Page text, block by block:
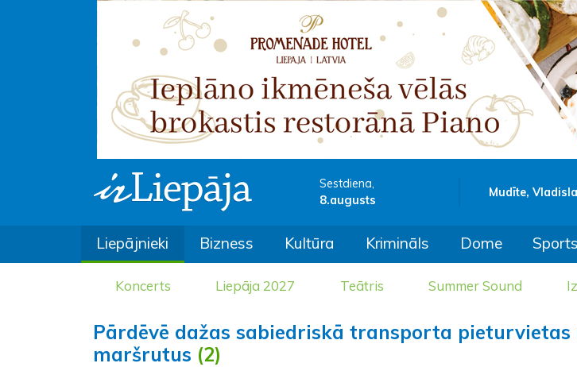
Sestdiena,
8.augusts
Mudīte,
Liepājnieki Bizness Kultūra Krimināls Dome Sports
Koncerts Liepāja 2027 Teātris Summer Sound
Pārdēvē dažas sabiedriskā transporta pieturvietas
maršrutus (2)